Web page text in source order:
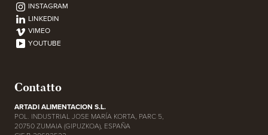
INSTAGRAM
LINKEDIN
VIMEO
YOUTUBE
Contatto
ARTADI ALIMENTACION S.L.
POL. INDUSTRIAL JOSE MARÍA KORTA, PARC 5,
20750 ZUMAIA (GIPUZKOA), ESPAÑA